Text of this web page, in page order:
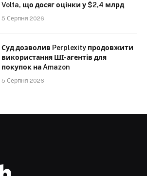
Volta, що досяг оцінки у $2,4 млрд
5 Серпня 2026
Суд дозволив Perplexity продовжити
використання ШІ-агентів для
покупок на Amazon
5 Серпня 2026